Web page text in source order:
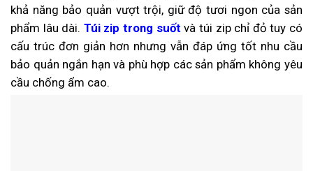
khả năng bảo quản vượt trội, giữ độ tươi ngon của sản
phẩm lâu dài. Túi zip trong suốt và túi zip chỉ đỏ tuy có
cấu trúc đơn giản hơn nhưng vẫn đáp ứng tốt nhu cầu
bảo quản ngắn hạn và phù hợp các sản phẩm không yêu
cầu chống ẩm cao.